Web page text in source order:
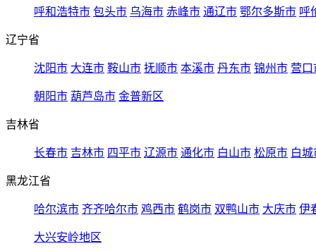
呼和浩特市 包头市 乌海市 赤峰市 通辽市 鄂尔多斯市 呼
辽宁省
沈阳市 大连市 鞍山市 抚顺市 本溪市 丹东市 锦州市 营口
朝阳市 葫芦岛市 金普新区
吉林省
长春市 吉林市 四平市 辽源市 通化市 白山市 松原市 白城
黑龙江省
哈尔滨市 齐齐哈尔市 鸡西市 鹤岗市 双鸭山市 大庆市 伊
大兴安岭地区